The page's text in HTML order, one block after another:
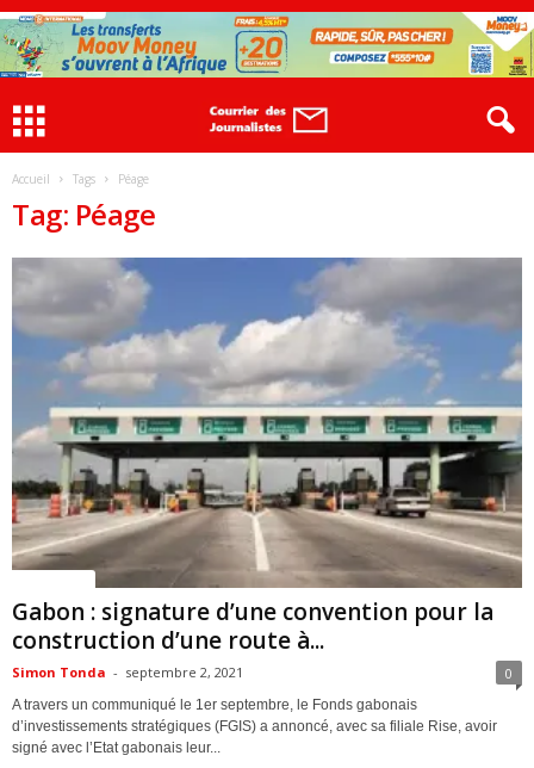
Accueil Tags Péage
Tag: Péage
Gabon : signature d’une convention pour la
construction d’une route à...
Simon Tonda - septembre 2, 2021 0
A travers un communiqué le 1er septembre, le Fonds gabonais
d’investissements stratégiques (FGIS) a annoncé, avec sa filiale Rise, avoir
signé avec l’Etat gabonais leur...